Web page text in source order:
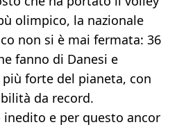
olimpico, la nazionale
non si è mai fermata: 36
fanno di Danesi e
forte del pianeta, con
da record.
e per questo ancor